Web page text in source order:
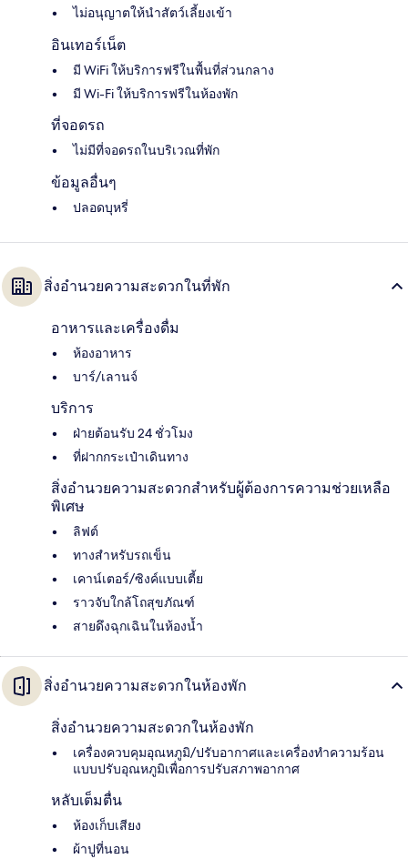
ไม่อนุญาตให้นำสัตว์เลี้ยงเข้า
อินเทอร์เน็ต
มี WiFi ให้บริการฟรีในพื้นที่ส่วนกลาง
มี Wi-Fi ให้บริการฟรีในห้องพัก
ที่จอดรถ
ไม่มีที่จอดรถในบริเวณที่พัก
ข้อมูลอื่นๆ
ปลอดบุหรี่
สิ่งอำนวยความสะดวกในที่พัก
อาหารและเครื่องดื่ม
ห้องอาหาร
บาร์/เลานจ์
บริการ
ฝ่ายต้อนรับ 24 ชั่วโมง
ที่ฝากกระเป๋าเดินทาง
สิ่งอำนวยความสะดวกสำหรับผู้ต้องการความช่วยเหลือ
พิเศษ
ลิฟต์
ทางสำหรับรถเข็น
เคาน์เตอร์/ซิงค์แบบเตี้ย
ราวจับใกล้โถสุขภัณฑ์
สายดึงฉุกเฉินในห้องน้ำ
สิ่งอำนวยความสะดวกในห้องพัก
สิ่งอำนวยความสะดวกในห้องพัก
เครื่องควบคุมอุณหภูมิ/ปรับอากาศและเครื่องทำความร้อน
แบบปรับอุณหภูมิเพื่อการปรับสภาพอากาศ
หลับเต็มตื่น
ห้องเก็บเสียง
ผ้าปูที่นอน